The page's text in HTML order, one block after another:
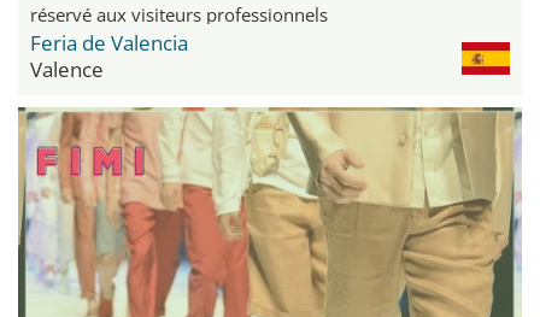
réservé aux visiteurs professionnels
Feria de Valencia
Valence